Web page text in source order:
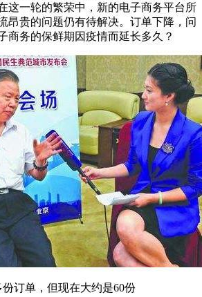
这一轮的繁荣中，新的电子商务平台所
昂贵的问题仍有待解决。订单下降，问
商务的保鲜期因疫情而延长多久？
订单，但现在大约是60份